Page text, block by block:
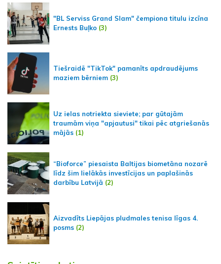
"BL Serviss Grand Slam" čempiona titulu izcīna
Ernests Buļko (3)
Tiešraidē "TikTok" pamanīts apdraudējums
maziem bērniem (3)
Uz ielas notriekta sieviete; par gūtajām
traumām viņa "apjautusi" tikai pēc atgriešanās
mājās (1)
“Bioforce” piesaista Baltijas biometāna nozarē
līdz šim lielākās investīcijas un paplašinās
darbību Latvijā (2)
Aizvadīts Liepājas pludmales tenisa līgas 4.
posms (2)